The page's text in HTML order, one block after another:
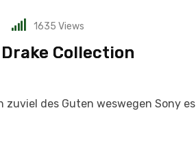
1635 Views
Collection
zuviel des Guten weswegen Sony es